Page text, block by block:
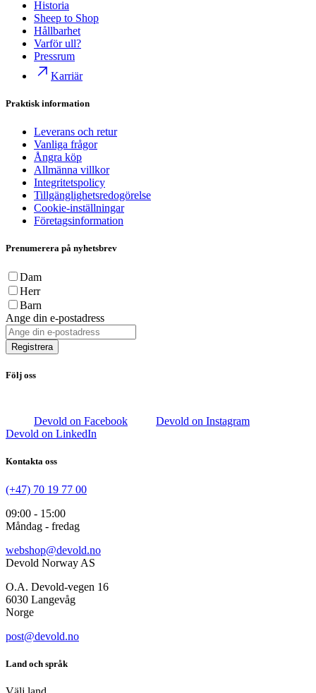
Historia
Sheep to Shop
Hållbarhet
Varför ull?
Pressrum
Karriär
Praktisk information
Leverans och retur
Vanliga frågor
Ångra köp
Allmänna villkor
Integritetspolicy
Tillgänglighetsredogörelse
Cookie-inställningar
Företagsinformation
Prenumerera på nyhetsbrev
Dam
Herr
Barn
Ange din e-postadress
Registrera
Följ oss
Devold on Facebook
Devold on Instagram
Devold on LinkedIn
Kontakta oss
(+47) 70 19 77 00
09:00 - 15:00
Måndag - fredag
webshop@devold.no
Devold Norway AS
O.A. Devold-vegen 16
6030 Langevåg
Norge
post@devold.no
Land och språk